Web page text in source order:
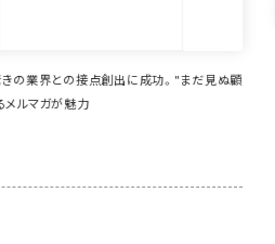
業界とのマッチングを実現。異業種でも効率的に
をPRでき、さらに派生して案件獲得につながるこ